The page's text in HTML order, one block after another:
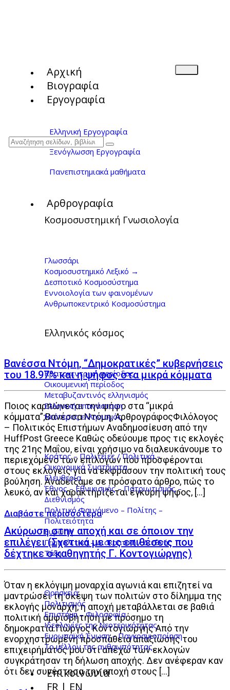
Αρχική
Βιογραφία
Εργογραφία
Ελληνική Εργογραφία
Ξενόγλωσση Εργογραφία
Πανεπιστημιακά μαθήματα
Αρθρογραφία
Κοσμοσυστημική Γνωσιολογία
Γλωσσάρι
Κοσμοσυστημικό Λεξικό →
Δεσποτικό Κοσμοσύστημα
Εννοιολογία των φαινομένων
Ανθρωποκεντρικό Κοσμοσύστημα
Ελληνικός κόσμος
Κρατοκεντρική περίοδος
Οικουμενική περίοδος
Μεταβυζαντινός ελληνισμός
Ελληνική επανάσταση
Νεότερος ελληνισμός
Κράτος – Πολιτείες / Πολιτικά –
Οικονομικά Συστήματα
Ελευθερία
Έθνος – Εθνικισμός – Πατριωτισμός –
Διεθνισμός
Πολιτικό Φαινόμενο – Πολίτης –
Πολιτειότητα
Ευρώπη
Γεωπολιτική – Διακρατική / Διεθνής
Τάξη
Θρησκεία
Πολιτισμός
Επιστήμη – Φιλοσοφία
Ιδεολογίες της Νεοτερικότητας
Ευρωπαϊκή Ένωση – Παγκοσμιοποίηση
Το μέλλον της ανθρωπότητας
Επικοινωνία
FR | EN
Γιώργος Κοντογιώργης
Βανέσσα Ντόμη, “Δημοκρατικές” κυβερνήσεις
του 18.97% και η ψήφος στα μικρά κόμματα
Ποιος καρπώνεται την ψήφο στα “μικρά
κόμματα”;Βανέσσα Ντόμη, ΑρθρογράφοςΦιλόλογος
– Πολιτικός Επιστήμων Αναδημοσίευση από την
HuffPost Greece Kαθώς οδεύουμε προς τις εκλογές
της 21ης Μαΐου, είναι χρήσιμο να διαλευκάνουμε το
περιεχόμενο των επιλογών που προσφέρονται
στους εκλογείς για να εκφράσουν την πολιτική τους
βούληση. Αναδείξαμε σε πρόσφατο άρθρο, πώς το
λευκό, αν και χαρακτηρίζεται έγκυρη ψήφος, […]
Ακύρωση στην αποχή και σε όποιον την
επιλέγει (Σχετικά με τις επιθέσεις που
δέχτηκε ο καθηγητής Γ. Κοντογιώργης)
Όταν η εκλόγιμη μοναρχία αγωνιά και επιζητεί να
μαντρώσει τη σκέψη των πολιτών στο δίλημμα της
εκλογής μονάρχη, η αποχή μεταβάλλεται σε βαθιά
πολιτική αμφισβήτηση με πρόσημο τη
δημοκρατία.Γιώργος Κοντογιώργης Από την
ενορχηστρωμένη προσπάθεια απαξίωσης του
επιχειρήματός μου ότι απέχω των εκλογών
συγκράτησαν τη δήλωση αποχής. Δεν ανέφεραν καν
ότι δεν συνέστησα την αποχή στους […]